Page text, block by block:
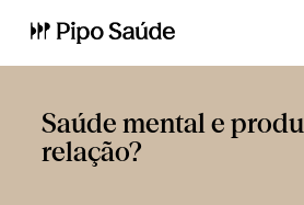
Saúde mental e
relação?